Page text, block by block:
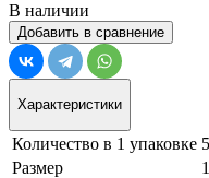
В наличии
Добавить в сравнение
Характеристики
Количество в 1 упаковке
Размер